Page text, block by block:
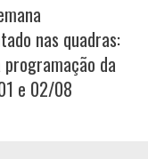
nas quadras:
da
e 02/08